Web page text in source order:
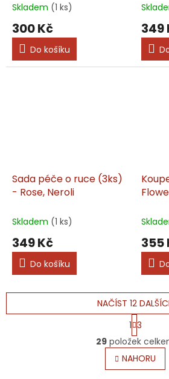
Skladem (1 ks)
300 Kč
Do košíku
349
Sada péče o ruce (3ks)
- Rose, Neroli
Skladem (1 ks)
349 Kč
Do košíku
355
O
v
l
á
NAČÍST 12
S
t
r
á
n
k
1 3
29položek
NAHORU